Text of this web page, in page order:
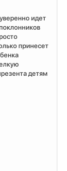
идет
принесет
детям